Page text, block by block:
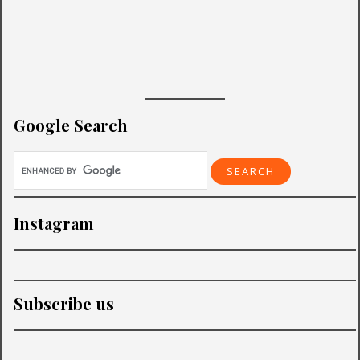
Google Search
Instagram
Subscribe us